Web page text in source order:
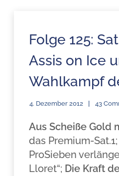
Folge 125:
Assis on Ice
Wahlkampf
4. Dezember 2012 43
Aus Scheiße Gold
das Premium-
ProSieben
Lloret“; Die Kraft